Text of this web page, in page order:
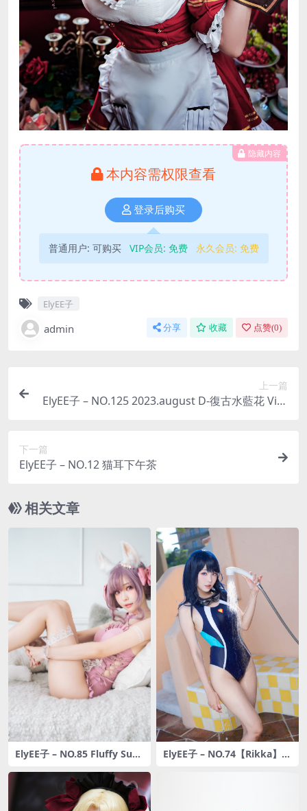
隐藏内容
本内容需权限查看
登录后购买
普通用户: 可购买 VIP会员: 免费 永久会员: 免费
ElyEE子
admin 分享 收藏 点赞(0)
上一篇
ElyEE子 – NO.125 2023.august D-復古水藍花 Vint
下一篇
ElyEE子 – NO.12 猫耳下午茶
相关文章
ElyEE子 – NO.85 Fluffy Sum
4P-474MB]
ElyEE子 – NO.74【Rikka】六